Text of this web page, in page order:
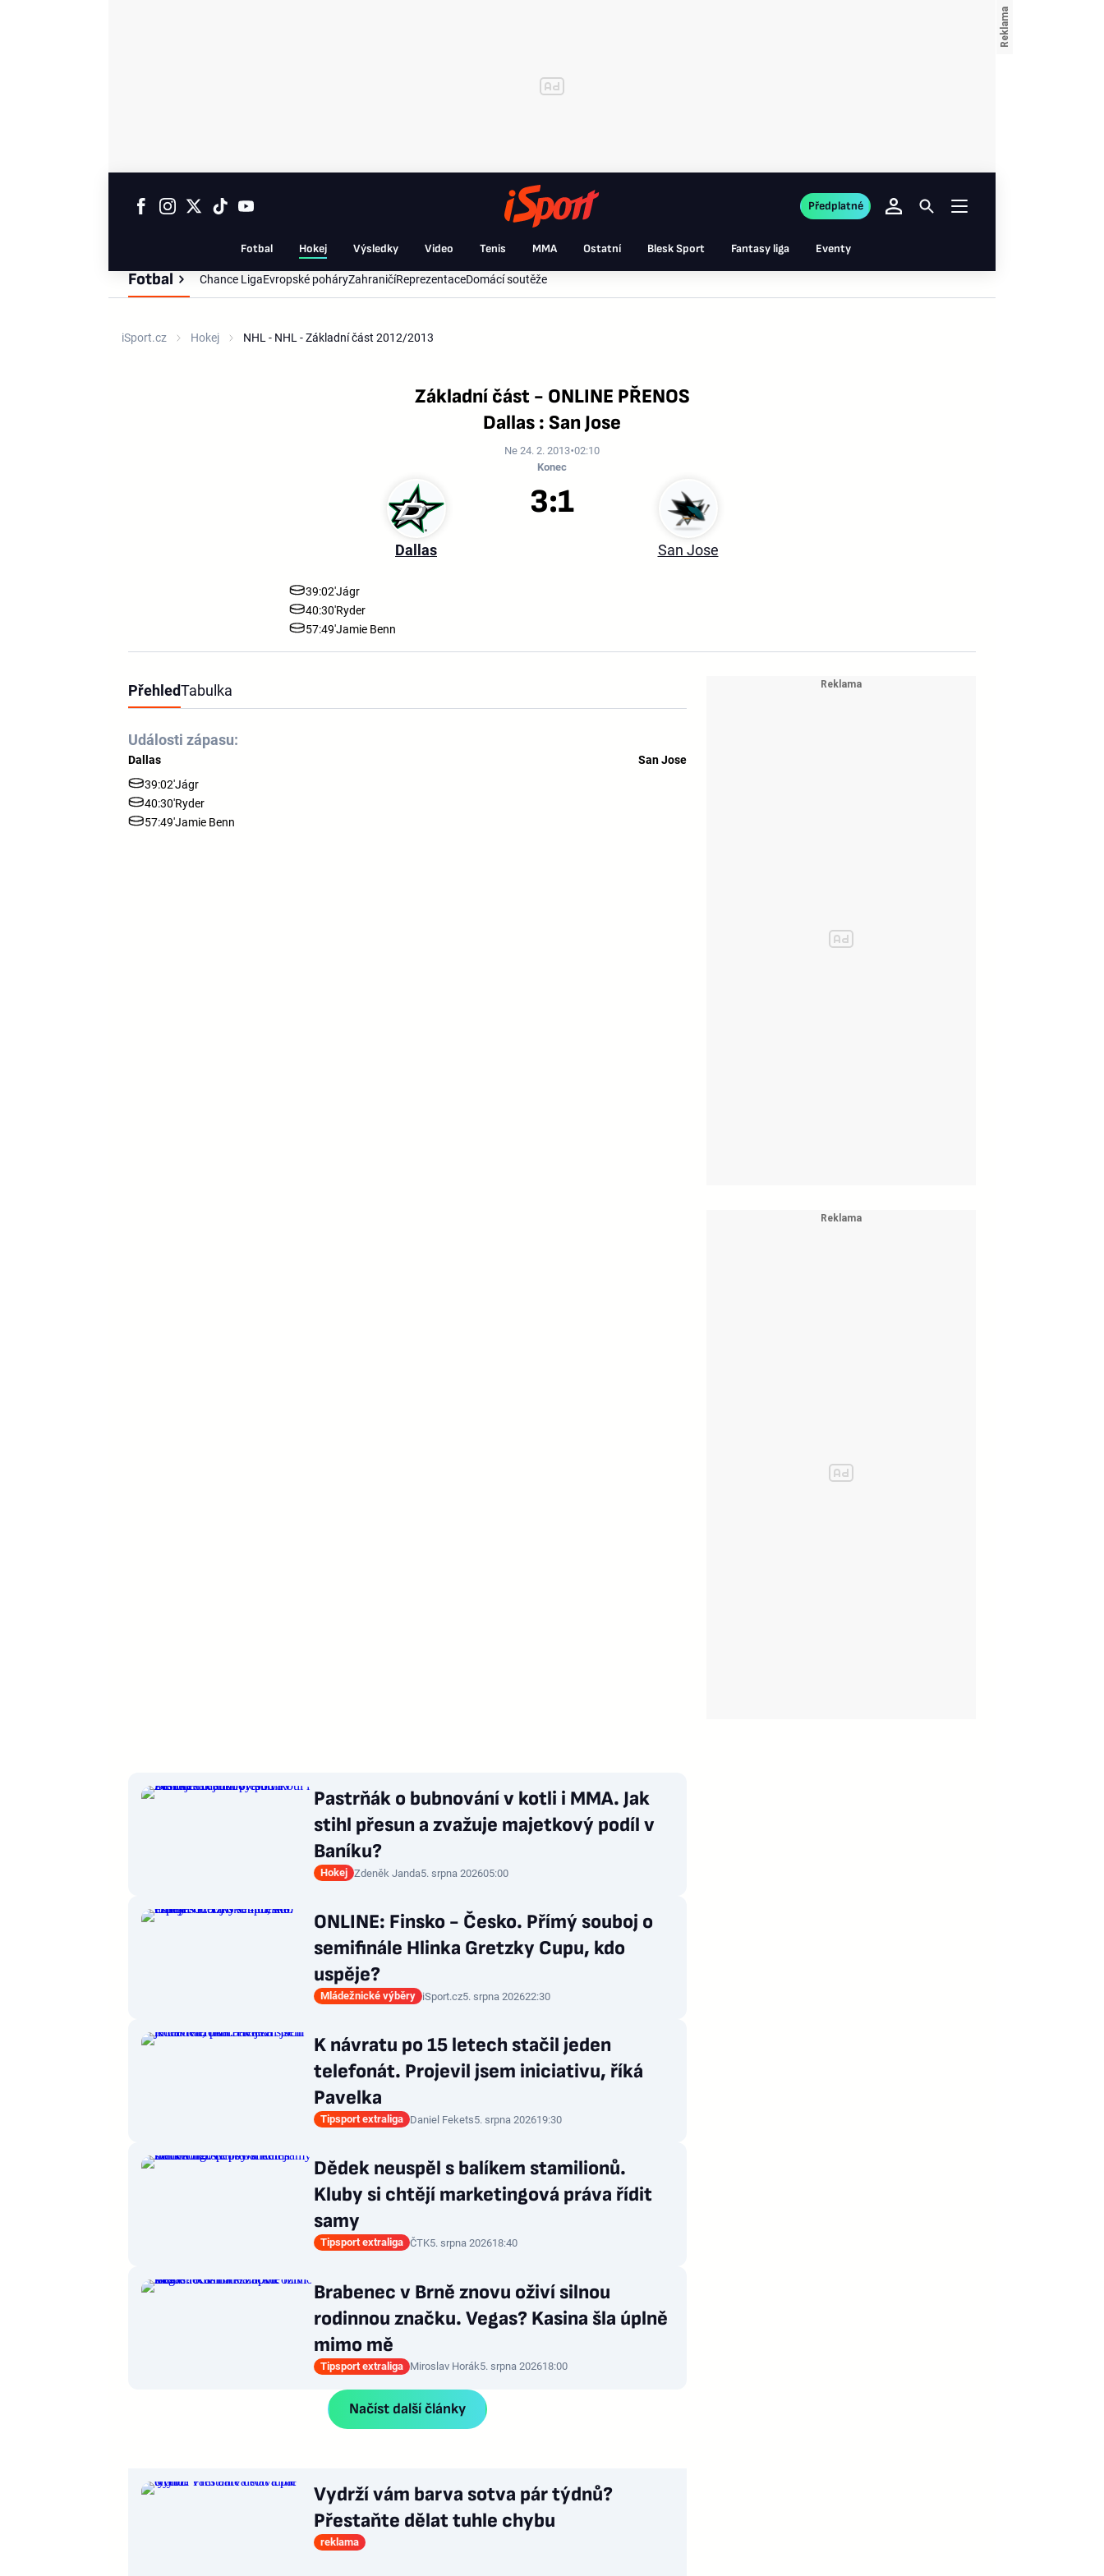
Fotbal Hokej Výsledky Video Tenis MMA Ostatní Blesk Sport Fantasy liga Eventy
Předplatné
Fotbal Chance LigaEvropské poháryZahraničíReprezentaceDomácí soutěže
iSport.cz Hokej NHL - NHL - Základní část 2012/2013
Základní část - ONLINE PŘENOS
Dallas : San Jose
Ne 24. 2. 2013 02:10
Konec
Dallas San Jose
3:1
39:02'Jágr
40:30'Ryder
57:49'Jamie Benn
PřehledTabulka
Události zápasu:
Dallas
39:02'Jágr
40:30'Ryder
57:49'Jamie Benn
San Jose
Pastrňák o bubnování v kotli i MMA. Jak
stihl přesun a zvažuje majetkový podíl v
Baníku?
Hokej Zdeněk Janda5. srpna 202605:00
ONLINE: Finsko - Česko. Přímý souboj o
semifinále Hlinka Gretzky Cupu, kdo
uspěje?
Mládežnické výběry iSport.cz5. srpna 202622:30
K návratu po 15 letech stačil jeden
telefonát. Projevil jsem iniciativu, říká
Pavelka
Tipsport extraliga Daniel Fekets5. srpna 202619:30
Dědek neuspěl s balíkem stamilionů.
Kluby si chtějí marketingová práva řídit
samy
Tipsport extraliga ČTK5. srpna 202618:40
Brabenec v Brně znovu oživí silnou
rodinnou značku. Vegas? Kasina šla úplně
mimo mě
Tipsport extraliga Miroslav Horák5. srpna 202618:00
Načíst další články
Vydrží vám barva sotva pár týdnů?
Přestaňte dělat tuhle chybu
reklama